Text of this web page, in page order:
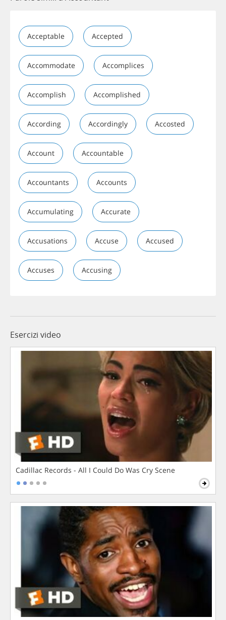
Acceptable Accepted
Accommodate Accomplices
Accomplish Accomplished
According Accordingly Accosted
Account Accountable
Accountants Accounts
Accumulating Accurate
Accusations Accuse Accused
Accuses Accusing
Esercizi video
Cadillac Records - All I Could Do Was Cry Scene